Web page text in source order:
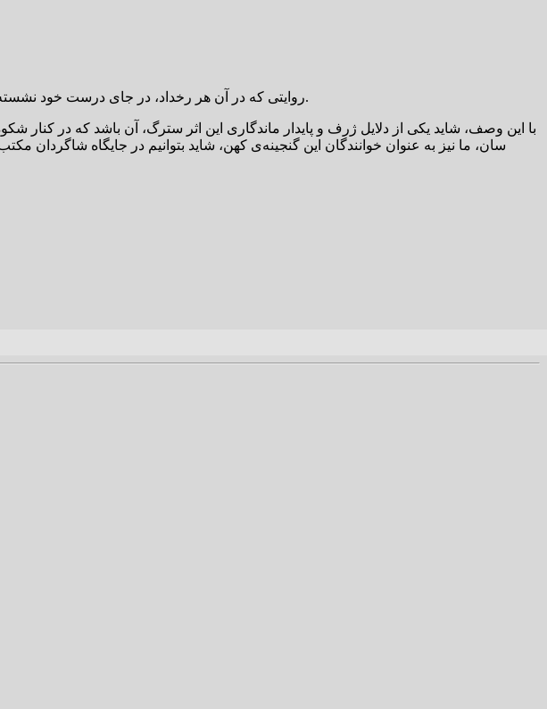
روایتی که در آن هر رخداد، در جای درست خود نشسته و هر شخصیت، با همان مسیری که شاعر برایش برگزیده به بهترین شکل در حافظه‌ی ادبی ما ماندگار شده است.
با این وصف، شاید یکی از دلایل ژرف و پایدار ماندگاری این اثر سترگ، آن باشد که در کنار
سان، ما نیز به عنوان خوانندگان این گنجینه‌ی کهن، شاید بتوانیم در جایگاه